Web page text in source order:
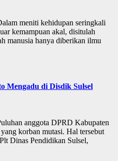
meniti kehidupan seringkali
kemampuan akal, disitulah
manusia hanya diberikan ilmu
Mengadu di Disdik Sulsel
anggota DPRD Kabupaten
korban mutasi. Hal tersebut
Dinas Pendidikan Sulsel,